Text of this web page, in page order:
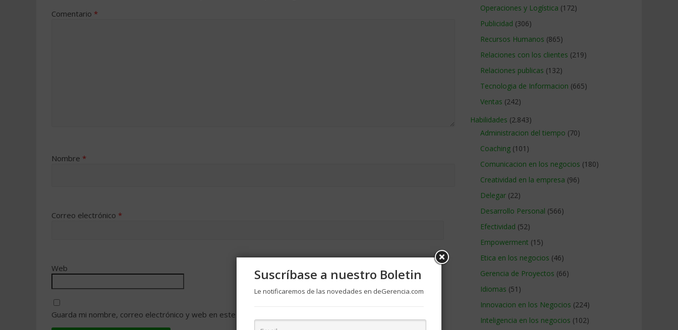
Comentario *
Nombre *
Correo electrónico *
Web
Guarda mi nombre, correo electrónico y web en este navegador para la próxima vez que comente.
Operaciones y Logística (172)
Publicidad (306)
Recursos Humanos (865)
Relaciones con los clientes (219)
Relaciones publicas (132)
Tecnologia de Informacion (665)
Ventas (242)
Habilidades (2.843)
Administracion del tiempo (70)
Coaching (101)
Comunicacion en los negocios (180)
Creatividad en la empresa (96)
Delegar (22)
Desarrollo Personal (566)
Efectividad (52)
Empowerment (15)
Etica en los negocios (46)
Gerencia de Proyectos (66)
Idiomas (51)
Innovacion en los Negocios (224)
Inteligencia en los negocios (102)
Suscríbase a nuestro Boletin
Le notificaremos de las novedades en deGerencia.com